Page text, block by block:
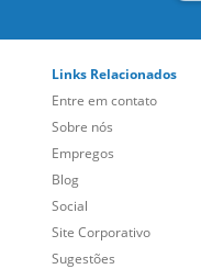
Entre em contato
Sobre nós
Empregos
Blog
Social
Site Corporativo
Sugestões
Folheto dos Cursos de